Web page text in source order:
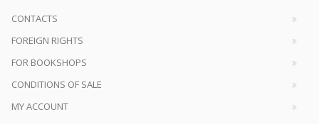
CONTACTS
FOREIGN RIGHTS
FOR BOOKSHOPS
CONDITIONS OF SALE
MY ACCOUNT